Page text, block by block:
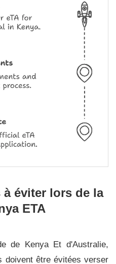
éviter lors de la
ETA
de Kenya Et d'Australie,
doivent être évitées verser